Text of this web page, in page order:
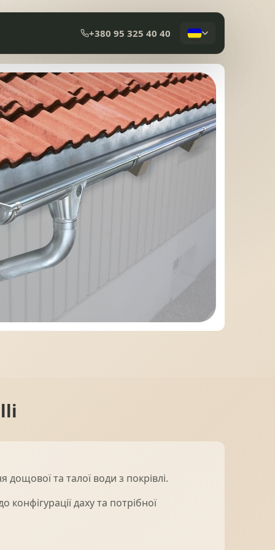
+380 95 325 40 40
КОМПОЗИТНА ЧЕРЕПИЦЯ
МЕМБРАННА ПОКРІВЛЯ
та талої води з покрівлі.
даху та потрібної